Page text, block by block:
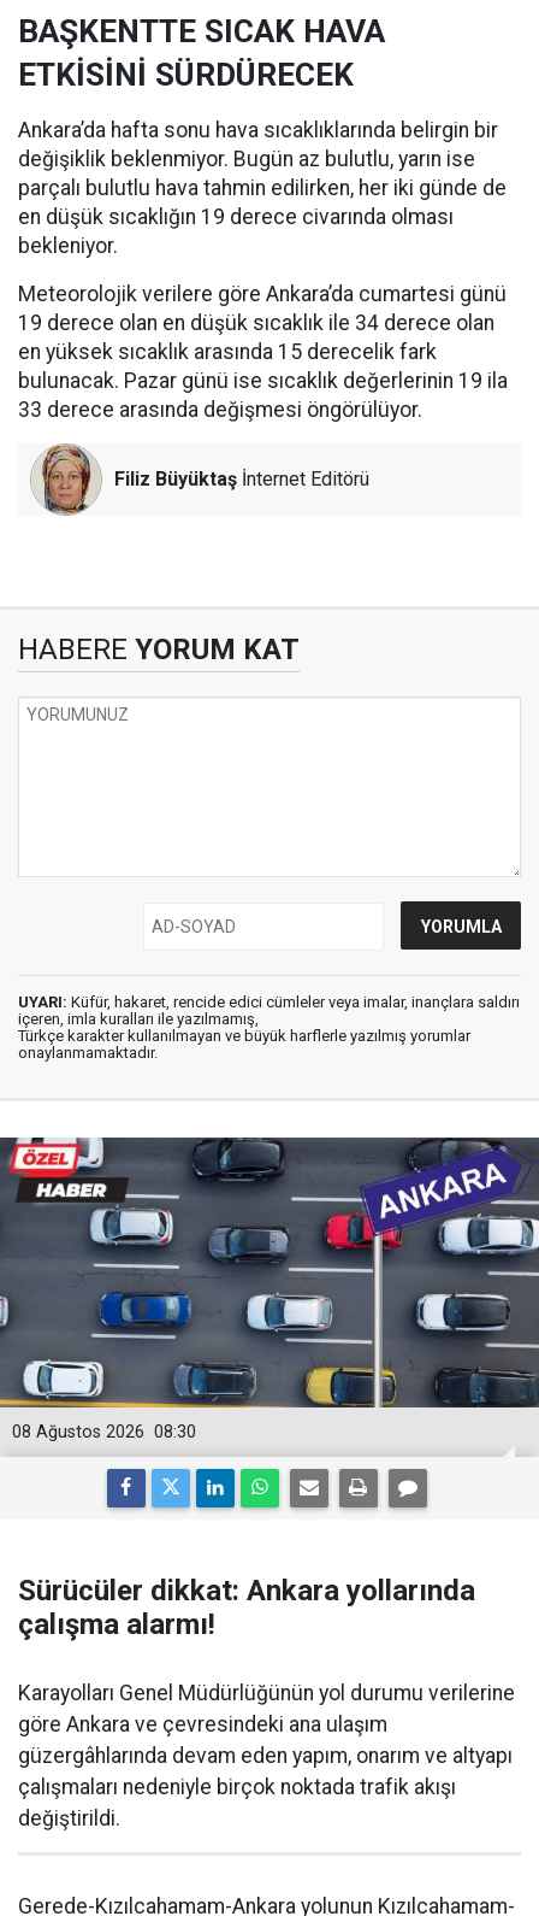
BAŞKENTTE SICAK HAVA
ETKİSİNİ SÜRDÜRECEK
Ankara’da hafta sonu hava sıcaklıklarında belirgin bir
değişiklik beklenmiyor. Bugün az bulutlu, yarın ise
parçalı bulutlu hava tahmin edilirken, her iki günde de
en düşük sıcaklığın 19 derece civarında olması
bekleniyor.
Meteorolojik verilere göre Ankara’da cumartesi günü
19 derece olan en düşük sıcaklık ile 34 derece olan
en yüksek sıcaklık arasında 15 derecelik fark
bulunacak. Pazar günü ise sıcaklık değerlerinin 19 ila
33 derece arasında değişmesi öngörülüyor.
Filiz Büyüktaş İnternet Editörü
HABERE YORUM KAT
UYARI: Küfür, hakaret, rencide edici cümleler veya imalar, inançlara saldırı
içeren, imla kuralları ile yazılmamış,
Türkçe karakter kullanılmayan ve büyük harflerle yazılmış yorumlar
onaylanmamaktadır.
08:30
08 Ağustos 2026
Sürücüler dikkat: Ankara yollarında
çalışma alarmı!
Karayolları Genel Müdürlüğünün yol durumu verilerine
göre Ankara ve çevresindeki ana ulaşım
güzergâhlarında devam eden yapım, onarım ve altyapı
çalışmaları nedeniyle birçok noktada trafik akışı
değiştirildi.
Gerede-Kızılcahamam-Ankara yolunun Kızılcahamam-